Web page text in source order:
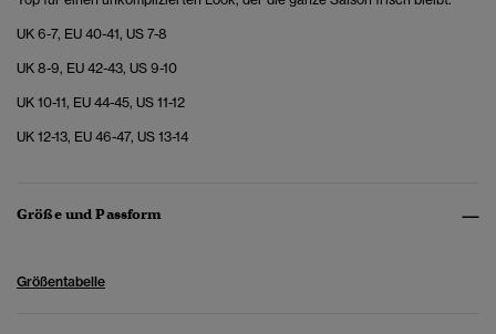
UK 6-7, EU 40-41, US 7-8
UK 8-9, EU 42-43, US 9-10
UK 10-11, EU 44-45, US 11-12
UK 12-13, EU 46-47, US 13-14
Größe und Passform
Größentabelle